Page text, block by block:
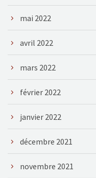
mai 2022
avril 2022
mars 2022
février 2022
janvier 2022
décembre 2021
novembre 2021